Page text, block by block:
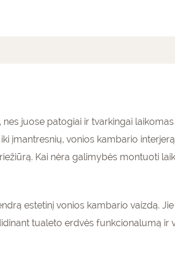
juose patogiai ir tvarkingai
įmantresnių, vonios kambario
Kai nėra galimybės montuoti
estetinį vonios kambario vaizdą.
tualeto erdvės funkcionalumą ir